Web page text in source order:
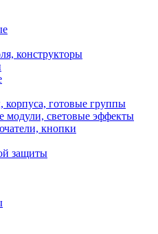
конструкторы
корпуса, готовые группы
модули, световые эффекты
кнопки
защиты